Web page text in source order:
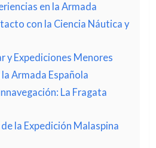
en la Armada
con la Ciencia Náutica y
y Expediciones Menores
Armada Española
La Fragata
la Expedición Malaspina